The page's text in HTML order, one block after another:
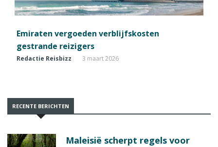
Emiraten vergoeden verblijfskosten
gestrande reizigers
Redactie Reisbizz 3 maart 2026
RECENTE BERICHTEN
Maleisië scherpt regels voor